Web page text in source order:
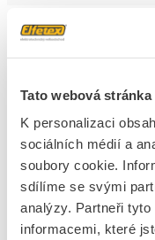
Tato webová
K personalizaci
sociálních médií a
soubory cookie.
sdílíme se svými
analýzy. Partneři
informacemi, které
Provozní jednotka
Délka
Výška / hloubka
Materiál pouzdra
Světelný zdroj
Rozložení světla
Stupeň krytí (IP)